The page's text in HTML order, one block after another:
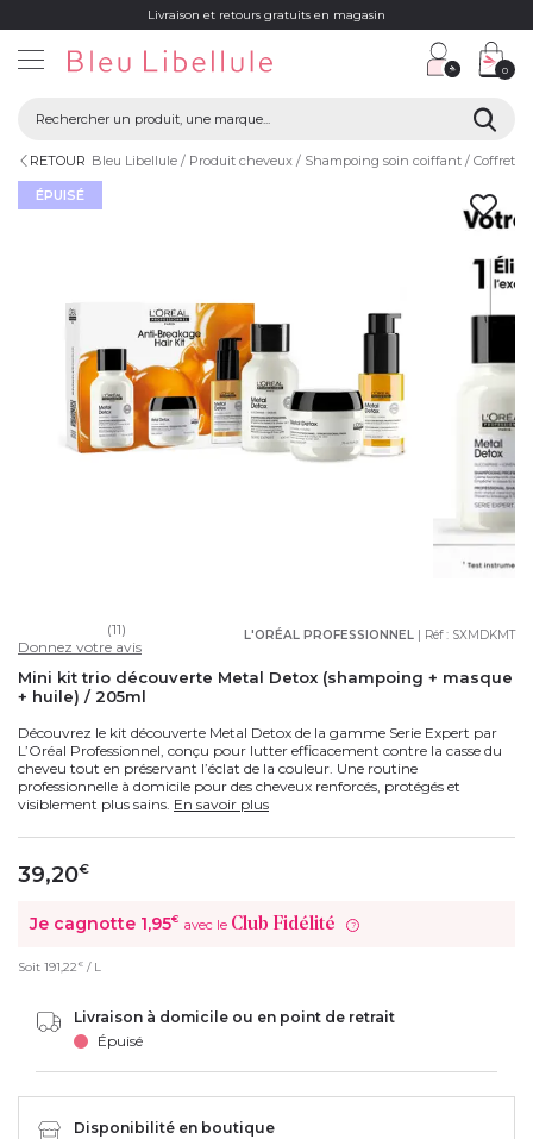
Livraison et retours gratuits en magasin
0
RETOUR Bleu Libellule Produit cheveux Shampoing soin coiffant Coffret
ÉPUISÉ
L'ORÉAL PROFESSIONNEL | Réf : SXMDKMT
(11)
Donnez votre avis
Mini kit trio découverte Metal Detox (shampoing + masque
+ huile) / 205ml
Découvrez le kit découverte Metal Detox de la gamme Serie Expert par
L’Oréal Professionnel, conçu pour lutter efficacement contre la casse du
cheveu tout en préservant l’éclat de la couleur. Une routine
professionnelle à domicile pour des cheveux renforcés, protégés et
visiblement plus sains. En savoir plus
39,20€
Je cagnotte 1,95€ avec le Club Fidélité ?
Soit 191,22 € / L
Livraison à domicile ou en point de retrait
Épuisé
Disponibilité en boutique